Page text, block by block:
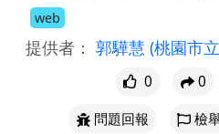
web
提供者： 郭驊慧 (桃園市
0 0
問題回報
檢